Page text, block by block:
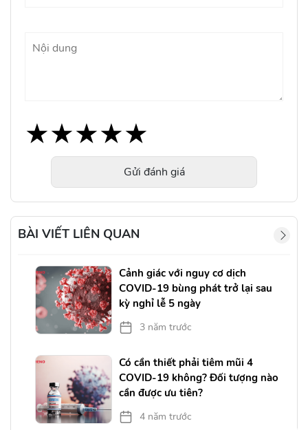
★
★★
★★★
★★★★
★★★★★
Gửi đánh giá
BÀI VIẾT LIÊN QUAN
Cảnh giác với nguy cơ dịch
COVID-19 bùng phát trở lại sau
kỳ nghỉ lễ 5 ngày
3 năm trước
Có cần thiết phải tiêm mũi 4
COVID-19 không? Đối tượng nào
cần được ưu tiên?
4 năm trước